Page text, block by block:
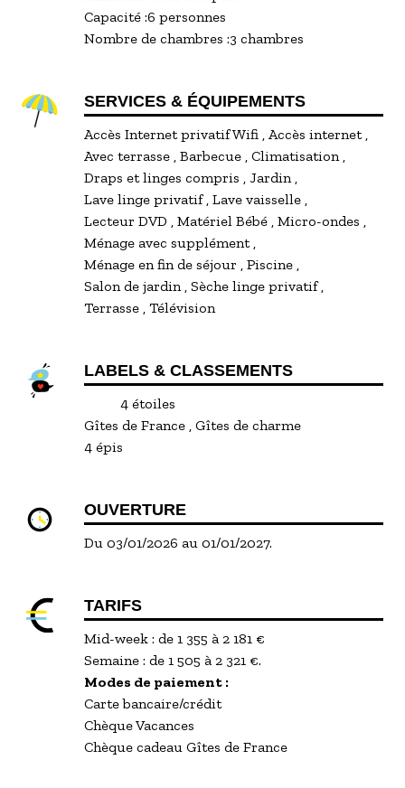
niveaux, peut présenter un handicap pour les
jeunes enfants, mais un lieu idéal pour rayonner
sur tous les festivals de la région.
Capacité :6 personnes
Nombre de chambres :3 chambres
SERVICES & ÉQUIPEMENTS
Accès Internet privatif Wifi Accès internet
Avec terrasse Barbecue Climatisation
Draps et linges compris
Jardin
Lave linge privatif Lave vaisselle
Lecteur DVD
Matériel Bébé Micro-ondes
Ménage avec supplément
Ménage en fin de séjour Piscine
Salon de jardin Sèche linge privatif
Terrasse Télévision
LABELS & CLASSEMENTS
4 étoiles
Gîtes de France Gîtes de charme
4 épis
OUVERTURE
Du 03/01/2026 au 01/01/2027.
TARIFS
Mid-week : de 1 355 à 2 181 €
Semaine : de 1 505 à 2 321 €.
Modes de paiement :
Carte bancaire/crédit
Chèque Vacances
Chèque cadeau Gîtes de France